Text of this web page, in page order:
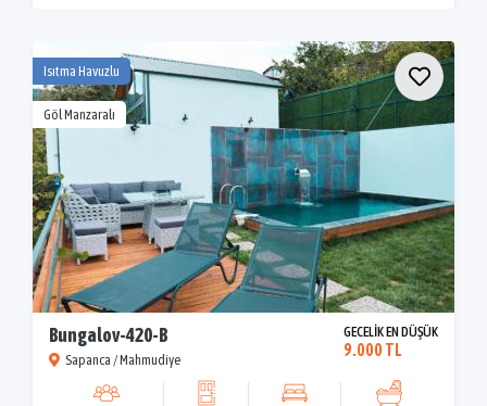
Isıtma Havuzlu
Göl Manzaralı
Bungalov-420-B
Sapanca / Mahmudiye
GECELİK EN DÜŞÜK
9.000 TL